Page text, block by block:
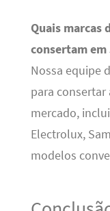
Quais marcas
consertam em
Nossa equipe
para consertar
mercado,
Electrolux,
modelos